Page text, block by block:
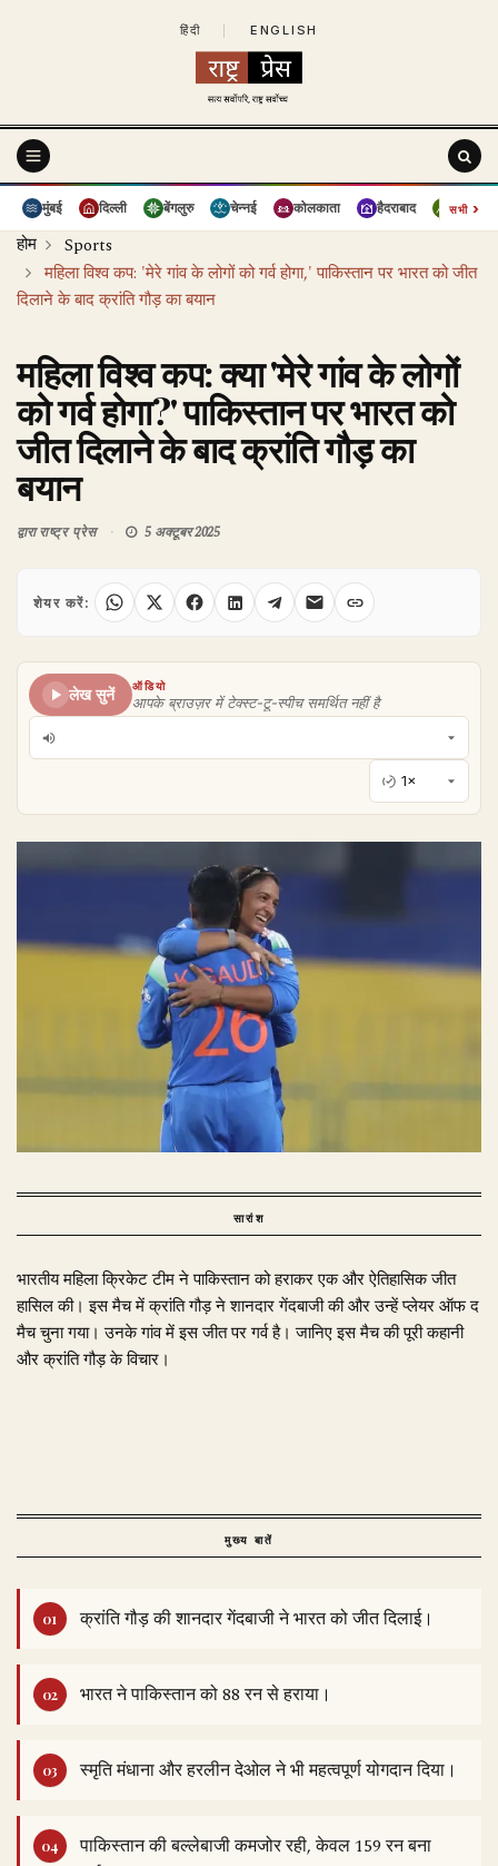
हिंदी ENGLISH
मुंबई दिल्ली बेंगलुरु चेन्नई कोलकाता हैदराबाद पुणे
सभी›
होम
Sports
महिला विश्व कप: 'मेरे गांव के लोगों को गर्व होगा,' पाकिस्तान पर भारत को जीत
दिलाने के बाद क्रांति गौड़ का बयान
महिला विश्व कप: क्या 'मेरे गांव के लोगों
को गर्व होगा?' पाकिस्तान पर भारत को
जीत दिलाने के बाद क्रांति गौड़ का
बयान
द्वाराराष्ट्र प्रेस 5 अक्टूबर 2025
शेयर करें:
लेख सुनें
ऑडियो
आपके ब्राउज़र में टेक्स्ट-टू-स्पीच समर्थित नहीं है
सारांश
भारतीय महिला क्रिकेट टीम ने पाकिस्तान को हराकर एक और ऐतिहासिक जीत
हासिल की। इस मैच में क्रांति गौड़ ने शानदार गेंदबाजी की और उन्हें प्लेयर ऑफ द
मैच चुना गया। उनके गांव में इस जीत पर गर्व है। जानिए इस मैच की पूरी कहानी
और क्रांति गौड़ के विचार।
मुख्य बातें
क्रांति गौड़ की शानदार गेंदबाजी ने भारत को जीत दिलाई।
भारत ने पाकिस्तान को 88 रन से हराया।
स्मृति मंधाना और हरलीन देओल ने भी महत्वपूर्ण योगदान दिया।
पाकिस्तान की बल्लेबाजी कमजोर रही, केवल 159 रन बना